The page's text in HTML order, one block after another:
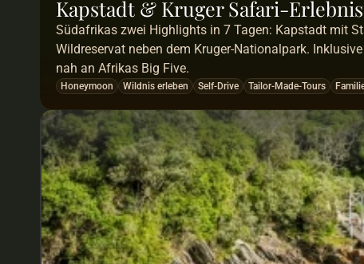
Kapstadt & Kruger Safari-Erlebnis
Südafrikas zwei Highlights in 7 Tagen: Kapstadt mit
Wildreservat neben dem Kruger-Nationalpark.
nah an Afrikas Big Five.
Honeymoon Wildnis erleben Self-Drive Tailor-Made-Tours